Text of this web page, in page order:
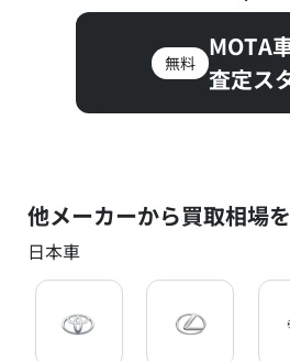
無料
MOTA
査定ス
他メーカーから買取相場
日本車